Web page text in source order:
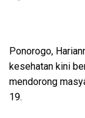
Ponorogo,
kesehatan kini
mendorong
19.